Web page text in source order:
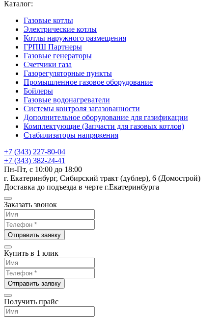
Каталог:
Газовые котлы
Электрические котлы
Котлы наружного размещения
ГРПШ Партнеры
Газовые генераторы
Счетчики газа
Газорегуляторные пункты
Промышленное газовое оборудование
Бойлеры
Газовые водонагреватели
Системы контроля загазованности
Дополнительное оборудование для газификации
Комплектующие (Запчасти для газовых котлов)
Стабилизаторы напряжения
+7 (343) 227-80-04
+7 (343) 382-24-41
Пн-Пт, с 10:00 до 18:00
г. Екатеринбург, Сибирский тракт (дублер), 6 (Домострой)
Доставка до подъезда в черте г.Екатеринбурга
Заказать звонок
Отправить заявку
Купить в 1 клик
Отправить заявку
Получить прайс